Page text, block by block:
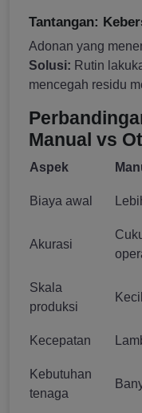
Tantangan:
Adonan yang
Solusi: Rutin
mencegah residu
Manual vs
Aspek
Biaya awal
Akurasi
Skala
produksi
Kecepatan
Kebutuhan
tenaga